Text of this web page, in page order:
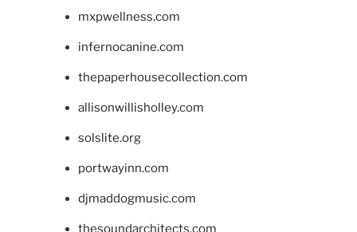
mxpwellness.com
infernocanine.com
thepaperhousecollection.com
allisonwillisholley.com
solslite.org
portwayinn.com
djmaddogmusic.com
thesoundarchitects.com